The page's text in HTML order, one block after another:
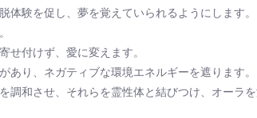
体験を促し、夢を覚えていられるようにします。
せ付けず、愛に変えます。
あり、ネガティブな環境エネルギーを遮ります。
調和させ、それらを霊性体と結びつけ、オーラを